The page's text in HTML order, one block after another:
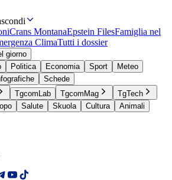
Crans MontanaEpstein FilesFamiglia nel
ClimaTutti i dossier
giorno
Politica Economia Sport
Meteo
Schede
TgcomLab TgcomMag
TgTech
Salute Skuola Cultura
Animali